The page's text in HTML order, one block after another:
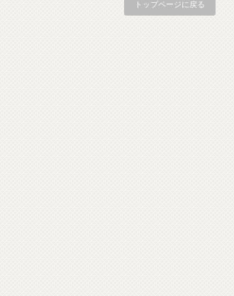
トップページに戻る